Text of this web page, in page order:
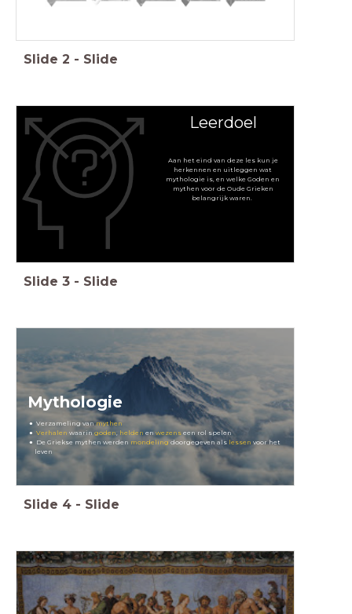
Slide 2 - Slide
Leerdoel
Aan het eind van deze les kun je
herkennen en uitleggen wat
mythologie is, en welke Goden en
mythen voor de Oude Grieken
belangrijk waren.
Slide 3 - Slide
Mythologie
Verzameling vanmythen
Verhalen waaringoden helden enwezens een rol spelen
De Griekse mythen werden mondeling doorgegeven als lessen voor het
leven
Slide 4 - Slide